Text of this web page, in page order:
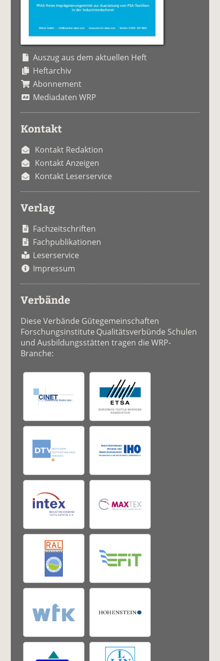
Auszug aus dem aktuellen Heft
Heftarchiv
Abonnement
Mediadaten WRP
Kontakt
Kontakt Redaktion
Kontakt Anzeigen
Kontakt Leserservice
Verlag
Fachzeitschriften
Fachpublikationen
Leserservice
Impressum
Verbände
Diese Verbände Gütegemeinschaften
Forschungsinstitute Qualitätsverbünde Schulen
und Ausbildungsstätten tragen die WRP-
Branche: